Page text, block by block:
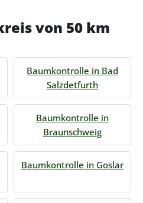
von 50 km
Baumkontrolle in Bad
Salzdetfurth
Baumkontrolle in
Braunschweig
Baumkontrolle in Goslar